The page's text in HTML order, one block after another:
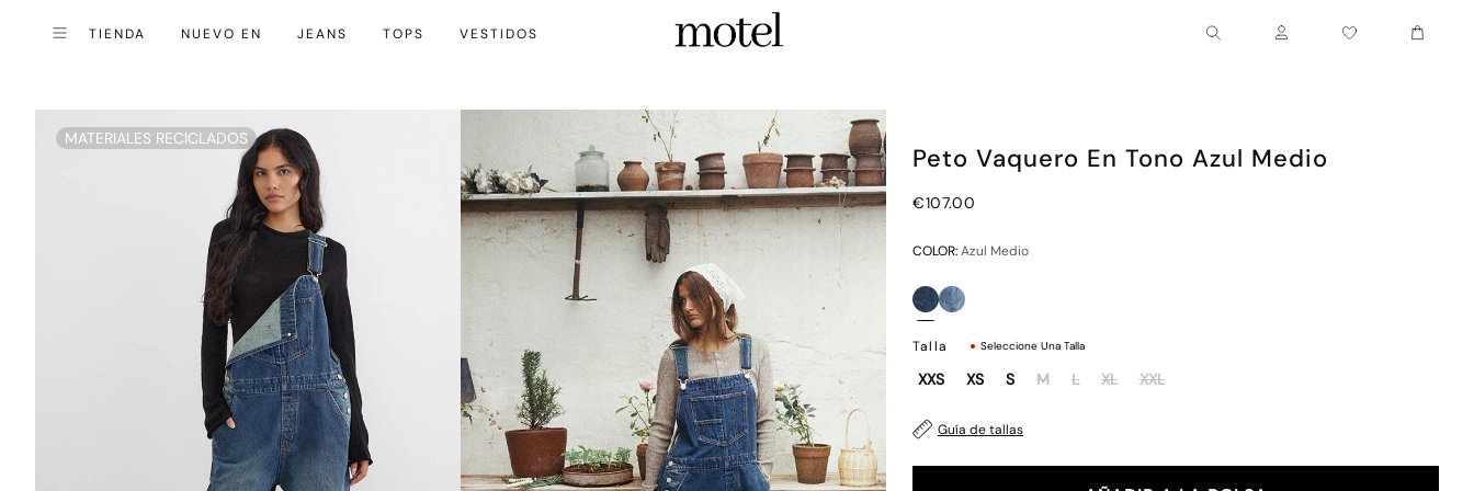
Menú
Cerrar (esc)
TIENDA NUEVO EN JEANS TOPS VESTIDOS
Cuenta Carrito
MATERIALES RECICLADOS
Peto Vaquero En Tono Azul Medio
€107.00
COLOR:Azul Medio
Talla Seleccione Una Talla
XXS XS S M L XL XXL
Guía de tallas